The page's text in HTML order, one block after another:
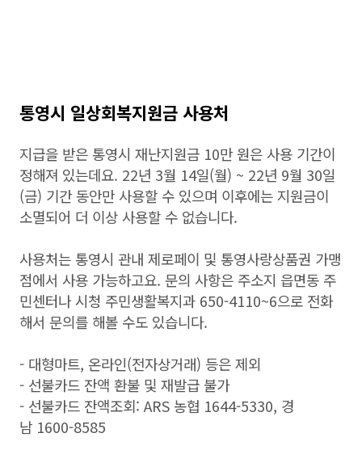
통영시 일상회복지원금 사용처
지급을 받은 통영시 재난지원금 10만 원은 사용 기간이
정해져 있는데요. 22년 3월 14일(월) ~ 22년 9월 30일
(금) 기간 동안만 사용할 수 있으며 이후에는 지원금이
소멸되어 더 이상 사용할 수 없습니다.
사용처는 통영시 관내 제로페이 및 통영사랑상품권 가맹
점에서 사용 가능하고요. 문의 사항은 주소지 읍면동 주
민센터나 시청 주민생활복지과 650-4110~6으로 전화
해서 문의를 해볼 수도 있습니다.
- 대형마트, 온라인(전자상거래) 등은 제외
- 선불카드 잔액 환불 및 재발급 불가
- 선불카드 잔액조회: ARS 농협 1644-5330, 경
남 1600-8585